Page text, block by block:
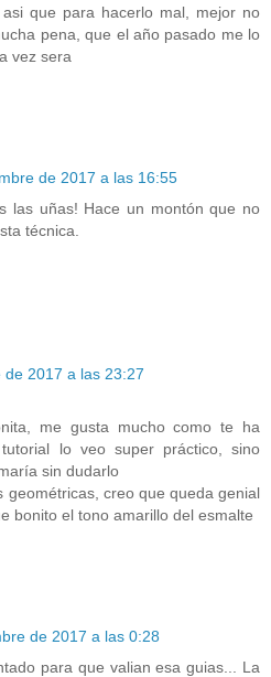
que para hacerlo mal, mejor no
pena, que el año pasado me lo
vez sera
de 2017 a las 16:55
las uñas! Hace un montón que no
técnica.
2017 a las 23:27
me gusta mucho como te ha
lo veo super práctico, sino
sin dudarlo
geométricas, creo que queda genial
bonito el tono amarillo del esmalte
de 2017 a las 0:28
para que valian esa guias... La